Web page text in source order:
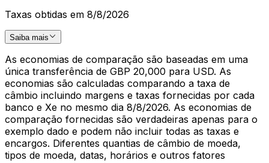
Taxas obtidas em 8/8/2026
Saiba mais
As economias de comparação são baseadas em uma
única transferência de GBP 20,000 para USD. As
economias são calculadas comparando a taxa de
câmbio incluindo margens e taxas fornecidas por cada
banco e Xe no mesmo dia 8/8/2026. As economias de
comparação fornecidas são verdadeiras apenas para o
exemplo dado e podem não incluir todas as taxas e
encargos. Diferentes quantias de câmbio de moeda,
tipos de moeda, datas, horários e outros fatores